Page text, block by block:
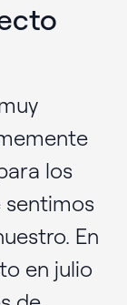
los
En
en julio